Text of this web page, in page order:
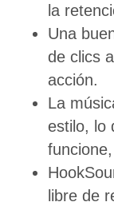
la
Una
de clics
acción.
La
estilo, lo
libre de